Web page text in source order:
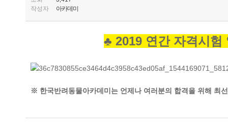
작성자
아카데미
♣ 2019 연간 자격시험
※ 한국반려동물아카데미는 언제나 여러분의 합격을 위해 최